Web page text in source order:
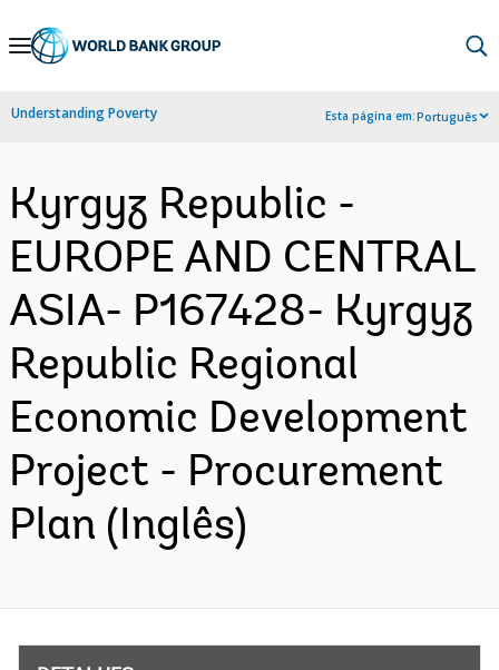
Skip
Navigation
Understanding Poverty Esta página em:Português
Kyrgyz Republic -
EUROPE AND CENTRAL
ASIA- P167428- Kyrgyz
Republic Regional
Economic Development
Project - Procurement
Plan (Inglês)